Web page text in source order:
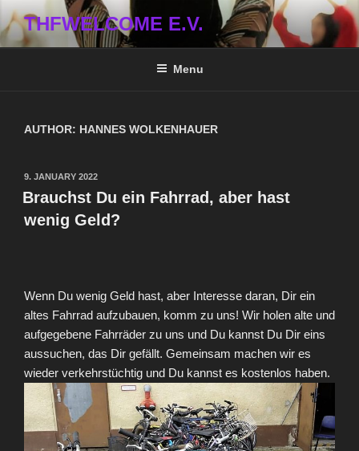
Skip
to
content
THFWELCOME E.V.
Menu
AUTHOR: HANNES WOLKENHAUER
POSTED
ON
9. JANUARY 2022
Brauchst Du ein Fahrrad, aber hast
wenig Geld?
Wenn Du wenig Geld hast, aber Interesse daran, Dir ein
altes Fahrrad aufzubauen, komm zu uns! Wir holen alte und
aufgegebene Fahrräder zu uns und Du kannst Du Dir eins
aussuchen, das Dir gefällt. Gemeinsam machen wir es
wieder verkehrstüchtig und Du kannst es kostenlos haben.